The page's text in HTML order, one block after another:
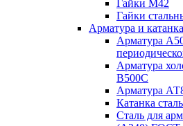
Гайки М42
Гайки
Арматура и катанка
Арматура
Арматура
В500С
Арматура
Катанка
Сталь для